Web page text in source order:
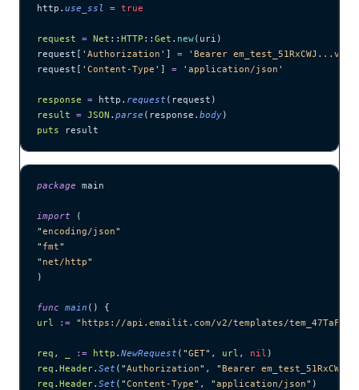
http. use_ssl = true
request = Net :: HTTP :: Get . new(uri)
request[ ' Authorization ' ] = ' Bearer
request[ ' Content-Type ' ] = ' application/json '
response = http. request (request)
result = JSON . parse (response. body)
puts result
package main
import (
"encoding/json"
" fmt"
" net/http"
)
func main () {
url := " https://api.emailit.com/v2/templates/
req , := http . NewRequest ( "GET" , url , nil )
req . Header. Set ( "Authorization" , "Bearer
req . Header. Set ( "Content-Type" , "application/json" )